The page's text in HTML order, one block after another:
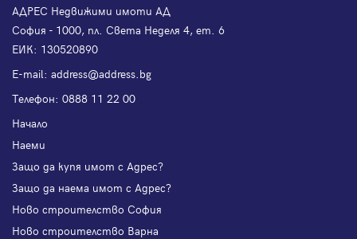
АДРЕС Недвижими имоти АД
София - 1000, пл. Света Неделя 4, ет. 6
ЕИК: 130520890
Е-mail: address@address.bg
Телефон: 0888 11 22 00
Начало
Наеми
Защо да купя имот с Адрес?
Защо да наема имот с Адрес?
Ново строителство София
Ново строителство Варна